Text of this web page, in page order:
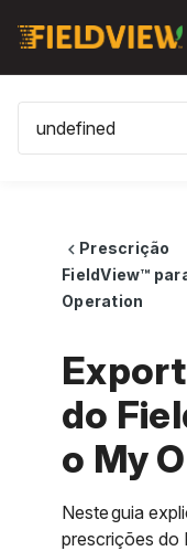
undefined
chevron_leftPrescrição
FieldView™
Operation
do
o My
Neste guia
prescrições do